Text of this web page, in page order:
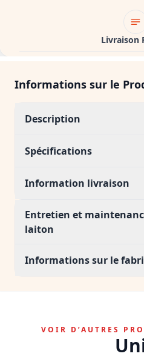
Livraison
Informations sur le
Description
Spécifications
Information livraison
Entretien et
laiton
Informations sur le
VOIR D’AUTRES